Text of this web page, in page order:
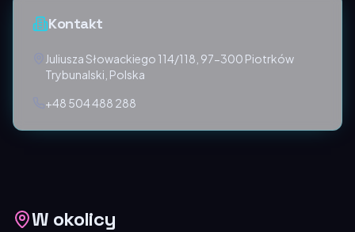
Kontakt
Juliusza Słowackiego 114/118, 97-300 Piotrków
Trybunalski, Polska
+48 504 488 288
W okolicy